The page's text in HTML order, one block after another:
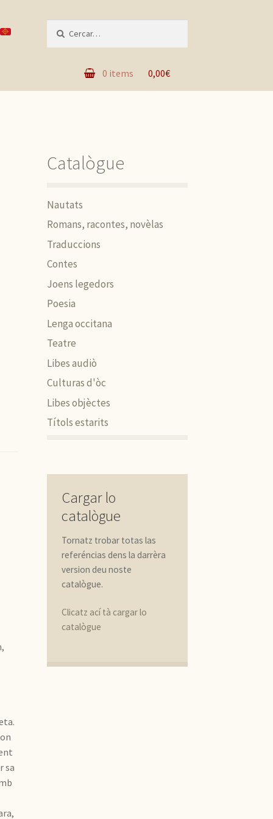
0,00€
0 items
sa
Catalògue
Nautats
Romans, racontes, novèlas
Traduccions
Contes
Joens legedors
Poesia
Lenga occitana
Teatre
Libes audiò
Culturas d'òc
Libes objèctes
Títols estarits
Cargar lo
catalògue
Tornatz trobar totas las
referéncias dens la darrèra
version deu noste
catalògue.
Clicatz ací tà cargar lo
catalògue